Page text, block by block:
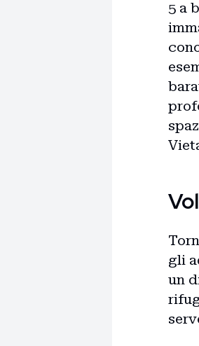
5 a
gli
un